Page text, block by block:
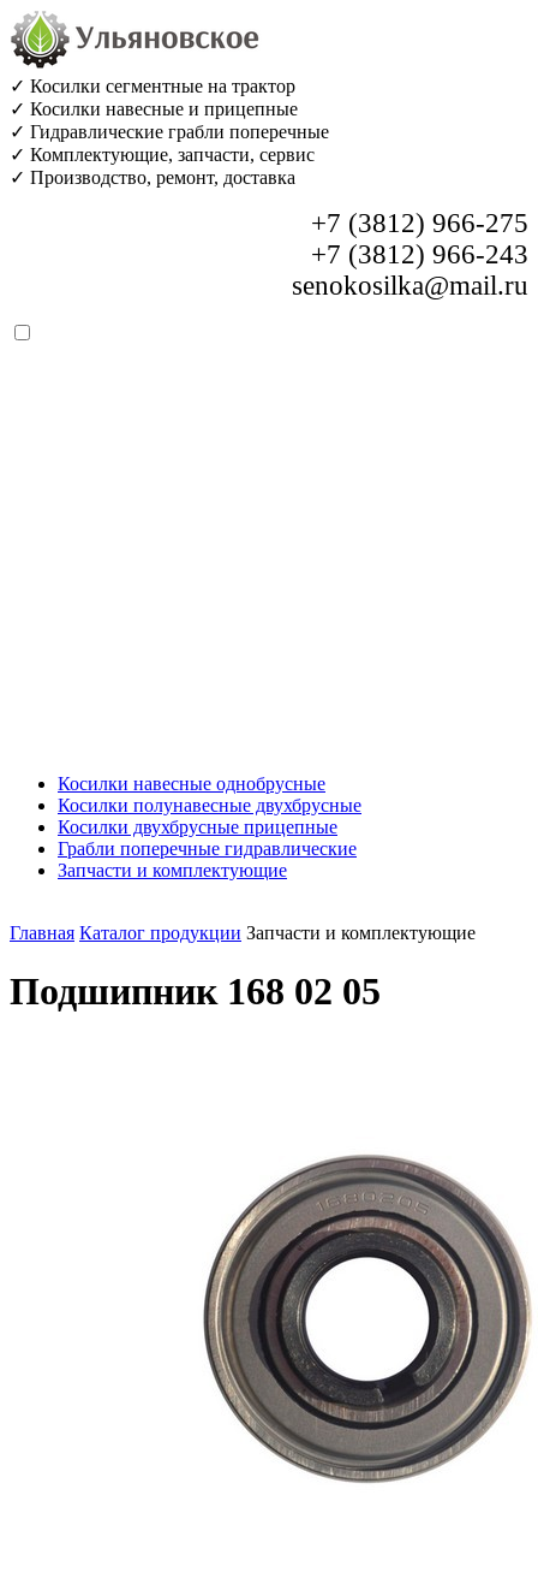
✓ Косилки сегментные на трактор
✓ Косилки навесные и прицепные
✓ Гидравлические грабли поперечные
✓ Комплектующие, запчасти, сервис
✓ Производство, ремонт, доставка
+7 (3812) 966-275
+7 (3812) 966-243
senokosilka@mail.ru
Косилки навесные однобрусные
Косилки полунавесные двухбрусные
Косилки двухбрусные прицепные
Грабли поперечные гидравлические
Запчасти и комплектующие
Главная Каталог продукции Запчасти и комплектующие
Подшипник 168 02 05